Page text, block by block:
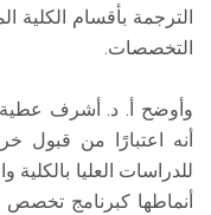
الترجمة بأقسام الكلية
التخصصات.
وأوضح أ. د. أشرف عطية،
للدراسات العليا
أنماطها كبرنامج تخصص